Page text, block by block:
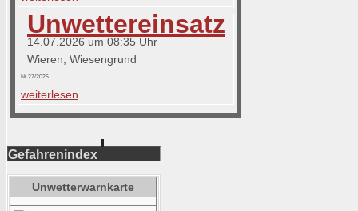
Unwettereinsatz
14.07.2026 um 08:35 Uhr
Wieren, Wiesengrund
Nr.27/2026
weiterlesen
Gefahrenindex
Unwetterwarnkarte